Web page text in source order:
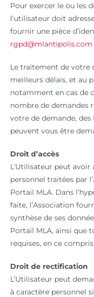
Pour exercer le ou les
l’utilisateur doit
fournir une pièce
rgpd@mlantipolis.com
Le traitement de votre
meilleurs délais, et au
notamment en cas de
nombre de demandes
votre de demande,
peuvent vous être
Droit d’accès
L’Utilisateur peut avoir
personnel traitées par
Portail MLA. Dans
faite, l’Association
synthèse de ses
Portail MLA, ainsi que
requises, en ce compris
Droit de rectification
L’Utilisateur peut
à caractère personnel